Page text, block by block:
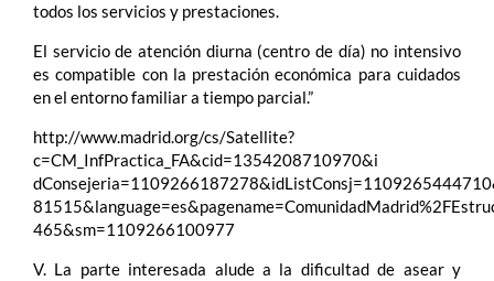
todos los servicios y prestaciones.
El servicio de atención diurna (centro de día) no intensivo
es compatible con la prestación económica para cuidados
en el entorno familiar a tiempo parcial.”
http://www.madrid.org/cs/Satellite?
c=CM_InfPractica_FA&cid=1354208710970&i
465&sm=1109266100977
V. La parte interesada alude a la dificultad de asear y